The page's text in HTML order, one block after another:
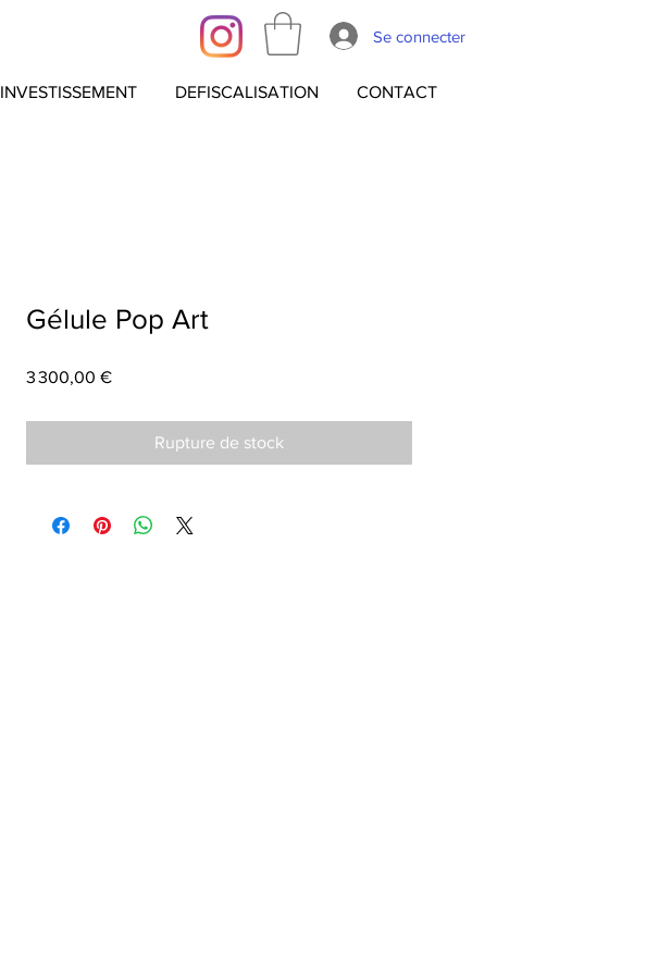
Se connecter
INVESTISSEMENT DEFISCALISATION CONTACT
Gélule Pop Art
3 300,00 €Prix
Rupture de stock